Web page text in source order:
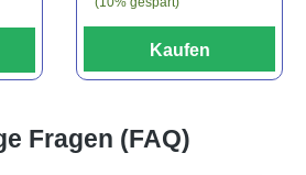
Kaufen
Fragen (FAQ)